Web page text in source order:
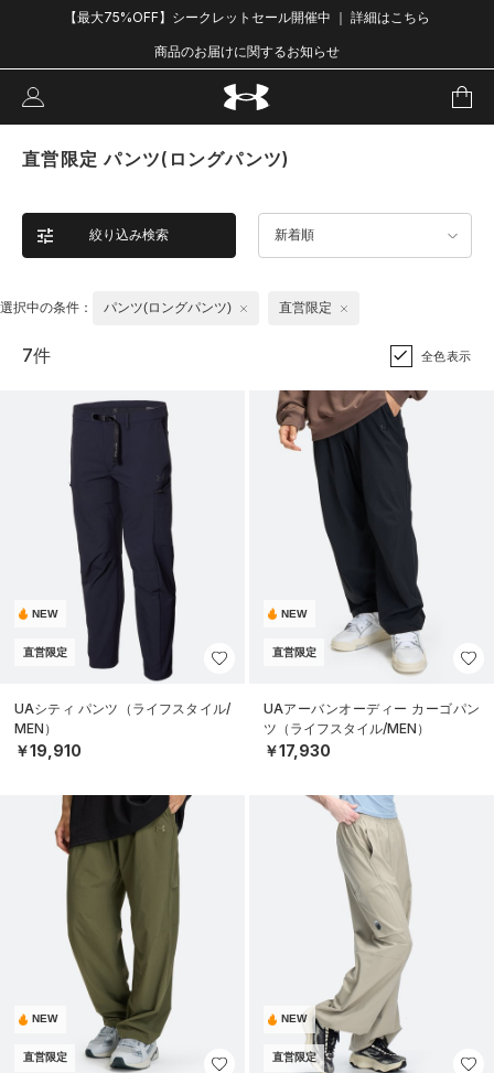
【最大75%OFF】シークレットセール開催中 ｜ 詳細はこちら
商品のお届けに関するお知らせ
直営限定 パンツ(ロングパンツ)
絞り込み検索 新着順
選択中の条件： パンツ(ロングパンツ) 直営限定
7件 全色表示
NEW
直営限定
UAシティ パンツ（ライフスタイル/
MEN）
￥19,910
NEW
直営限定
UAアーバンオーディー カーゴパン
ツ（ライフスタイル/MEN）
￥17,930
NEW
直営限定
NEW
直営限定